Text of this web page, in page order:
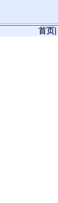
首页